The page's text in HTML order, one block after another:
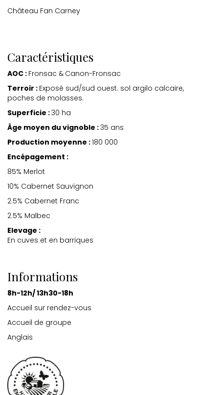
Château Fan Carney
Caractéristiques
AOC : Fronsac & Canon-Fronsac
Terroir : Exposé sud/sud ouest. sol argilo calcaire,
poches de molasses.
Superficie :30 ha
Âge moyen du vignoble :35 ans
Production moyenne :180 000
Encépagement :
85% Merlot
10% Cabernet Sauvignon
2.5% Cabernet Franc
2.5% Malbec
Elevage :
En cuves et en barriques
Informations
8h-12h/ 13h30-18h
Accueil sur rendez-vous
Accueil de groupe
Anglais